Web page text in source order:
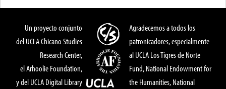
Un proyecto conjunto
del UCLA Chicano Studies
Research Center,
el Arhoolie Foundation,
y del UCLA Digital Library
Agradecemos a todos los
patronicadores, especialmente
al UCLA Los Tigres de Norte
Fund, National Endowment for
the Humanities, National